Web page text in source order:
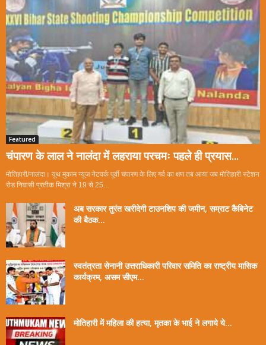
Featured
चंपारण के लाल ने नालंदा में लहराया परचमः पहले ही प्रयास...
मोतिहारी/नालंदा। यूथ मुकाम न्यूज नेटवर्क पूर्वी चंपारण के लिए गर्व का क्षण तब आया जब मोतिहारी स्टेशन
रोड निवासी प्रतीक मिश्रा ने 19 से 25...
अब सरकार तुरंत खरीदेगी टाउनशिप की जमीन, सम्राट कैबिनेट
की बैठक...
स्वतंत्रता सेनानी उत्तराधिकारी परिवार समिति का राष्ट्रीय मासिक
कार्यक्रम, असम सीएम...
मोतिहारी में महिला की हत्या, मृतका के भाई ने लगाये ये...